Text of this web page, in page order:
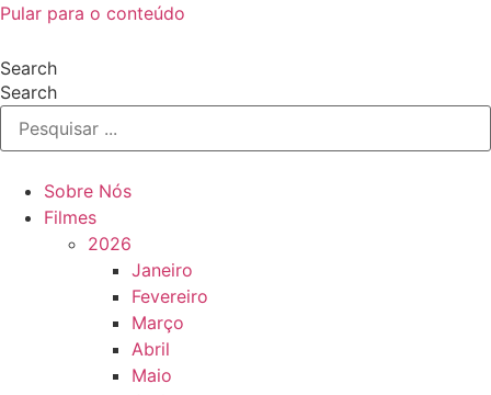
Pular para o conteúdo
Search
Search
Sobre Nós
Filmes
2026
Janeiro
Fevereiro
Março
Abril
Maio